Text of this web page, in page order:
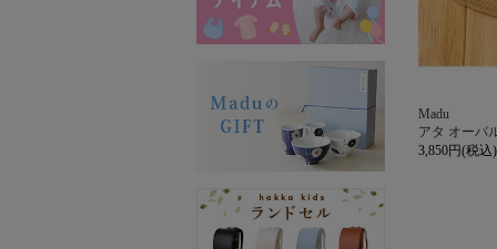
Madu
アタ オーバ
3,850円(税込)